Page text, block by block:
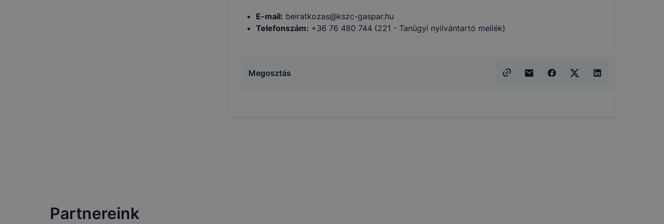
E-mail: beiratkozas@kszc-gaspar.hu
Telefonszám: +36 76 480 744 (221 - Tanügyi nyilvántartó mellék)
Megosztás
Partnereink